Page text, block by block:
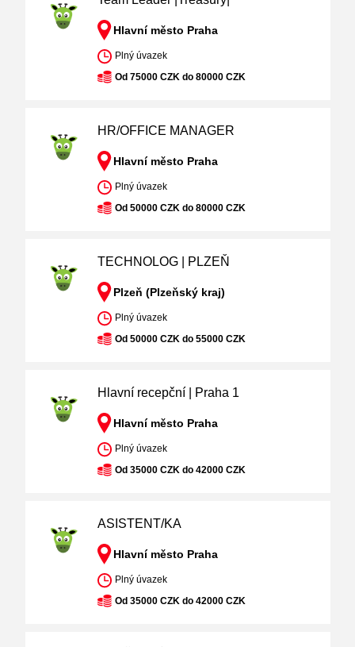
Hlavní město Praha
Plný úvazek
Od 75000 CZK do 80000 CZK
HR/OFFICE MANAGER
Hlavní město Praha
Plný úvazek
Od 50000 CZK do 80000 CZK
TECHNOLOG | PLZEŇ
Plzeň (Plzeňský kraj)
Plný úvazek
Od 50000 CZK do 55000 CZK
Hlavní recepční | Praha 1
Hlavní město Praha
Plný úvazek
Od 35000 CZK do 42000 CZK
ASISTENT/KA
Hlavní město Praha
Plný úvazek
Od 35000 CZK do 42000 CZK